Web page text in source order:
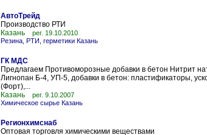
АвтоТрейд
Производство РТИ
Казань
рег. 19.10.2010
Резина, РТИ, герметики Казань
ГК МДС
Предлагаем Противоморозные добавки в бетон Нитрит
Лигнопан Б-4, УП-5, добавки в бетон: пластификаторы,
(Форт),...
Казань
рег. 9.10.2007
Химическое сырье Казань
Регионхимснаб
Оптовая торговля химическими веществами